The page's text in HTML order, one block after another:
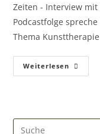
Zeiten - Interview
Podcastfolge
Thema
Weiterlesen